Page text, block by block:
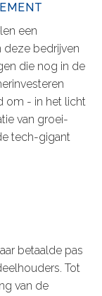
een
deze bedrijven
die nog in de
om - in het licht
van groei-
tech-gigant
betaalde pas
Tot
van de